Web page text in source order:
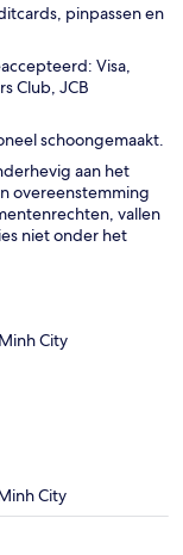
pinpassen en
Visa,
Club, JCB
schoongemaakt.
aan het
overeenstemming
vallen
niet onder het
City
City